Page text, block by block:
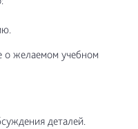
о желаемом учебном
деталей.